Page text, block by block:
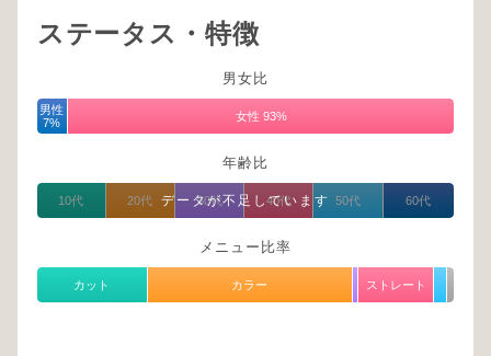
ステータス・特徴
男女比
男性
7%
女性 93%
年齢比
データが不足しています
10代 20代 30代 40代 50代 60代
メニュー比率
カット カラー ストレート